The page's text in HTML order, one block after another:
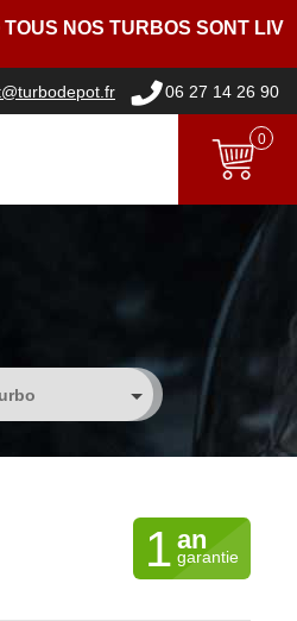
TURBOS SONT LIVRES
06 27 14 26 90
0
1 an
garantie